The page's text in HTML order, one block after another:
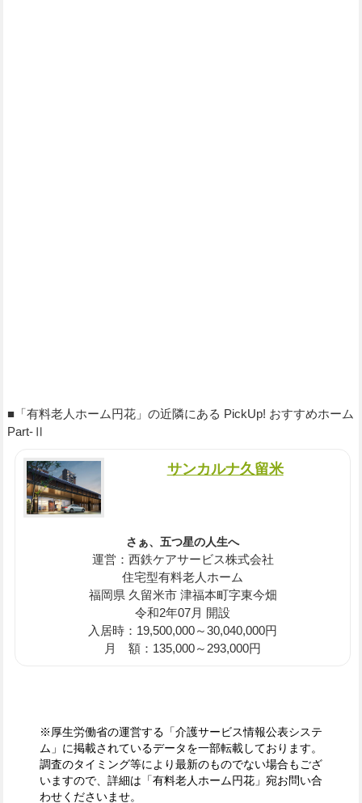
■「有料老人ホーム円花」の近隣にある PickUp! おすすめホーム
Part-Ⅱ
サンカルナ久留米
さぁ、五つ星の人生へ
運営：西鉄ケアサービス株式会社
住宅型有料老人ホーム
福岡県 久留米市 津福本町字東今畑
令和2年07月 開設
入居時：19,500,000～30,040,000円
月 額：135,000～293,000円
※厚生労働省の運営する「介護サービス情報公表システ
ム」に掲載されているデータを一部転載しております。
調査のタイミング等により最新のものでない場合もござ
いますので、詳細は「有料老人ホーム円花」宛お問い合
わせくださいませ。